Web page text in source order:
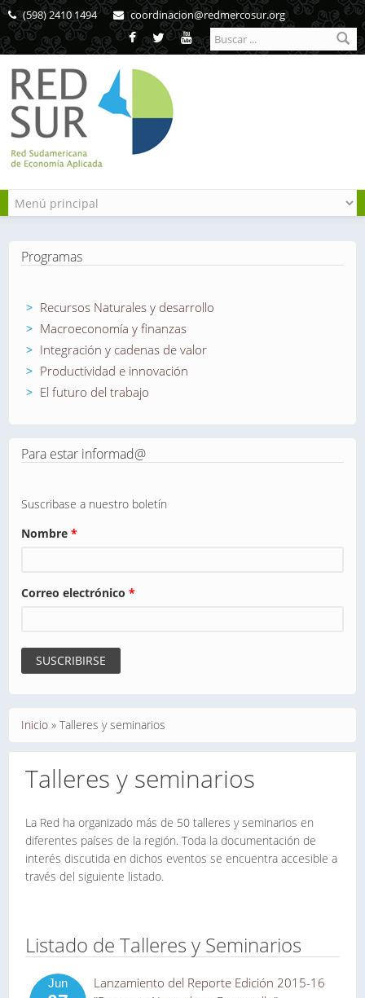
Pasar al contenido principal
(598) 2410 1494 coordinacion@redmercosur.org
Formulario de
búsqueda
Programas
Recursos Naturales y desarrollo
Macroeconomía y finanzas
Integración y cadenas de valor
Productividad e innovación
El futuro del trabajo
Para estar informad@
Suscribase a nuestro boletín
Nombre *
Correo electrónico *
Se encuentra usted aquí
Inicio » Talleres y seminarios
Talleres y seminarios
La Red ha organizado más de 50 talleres y seminarios en
diferentes países de la región. Toda la documentación de
interés discutida en dichos eventos se encuentra accesible a
través del siguiente listado.
Listado de Talleres y Seminarios
Jun
Lanzamiento del Reporte Edición 2015-16